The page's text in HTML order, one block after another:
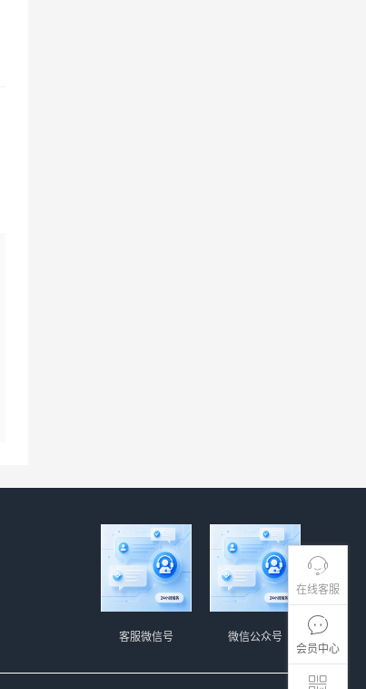
在线客服
会员中心
微信公众号
客服微信号